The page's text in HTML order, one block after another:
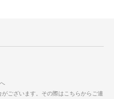
ございます。その際はこちらからご連